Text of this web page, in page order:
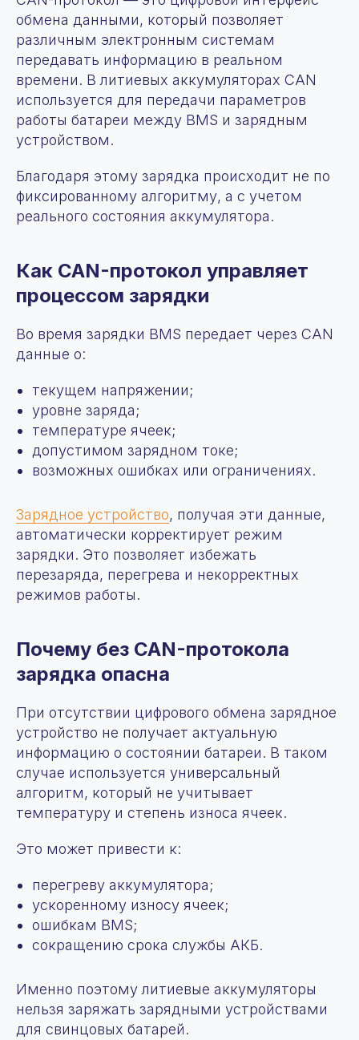
обмена данными, который позволяет
различным электронным системам
передавать информацию в реальном
времени. В литиевых аккумуляторах CAN
используется для передачи параметров
работы батареи между BMS и зарядным
устройством.
Благодаря этому зарядка происходит не по
фиксированному алгоритму, а с учетом
реального состояния аккумулятора.
Как CAN-протокол управляет
процессом зарядки
Во время зарядки BMS передает через CAN
данные о:
текущем напряжении;
уровне заряда;
температуре ячеек;
допустимом зарядном токе;
возможных ошибках или ограничениях.
Зарядное устройство, получая эти данные,
автоматически корректирует режим
зарядки. Это позволяет избежать
перезаряда, перегрева и некорректных
режимов работы.
Почему без CAN-протокола
зарядка опасна
При отсутствии цифрового обмена зарядное
устройство не получает актуальную
информацию о состоянии батареи. В таком
случае используется универсальный
алгоритм, который не учитывает
температуру и степень износа ячеек.
Это может привести к:
перегреву аккумулятора;
ускоренному износу ячеек;
ошибкам BMS;
сокращению срока службы АКБ.
Именно поэтому литиевые аккумуляторы
нельзя заряжать зарядными устройствами
для свинцовых батарей.